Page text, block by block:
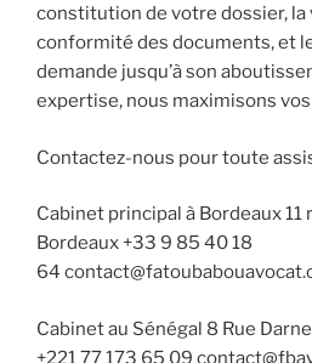
constitution de votre dossier, la
conformité des documents, et
demande jusqu’à son
expertise, nous maximisons
Contactez-nous pour toute
Cabinet principal à Bordeaux 11
Bordeaux +33 9 85 40 18
64
Cabinet au Sénégal 8 Rue
+221 77 173 65 09